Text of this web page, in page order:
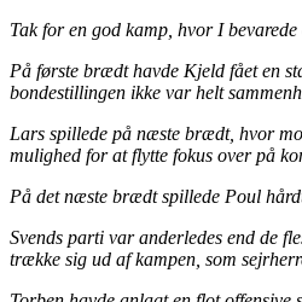
Tak for en god kamp, hvor I
På første brædt havde Kjeld fået en
bondestillingen ikke var helt
Lars spillede på næste brædt, hvor
mulighed for at flytte fokus over på
På det næste brædt spillede Poul
Svends parti var anderledes end de
trække sig ud af kampen, som